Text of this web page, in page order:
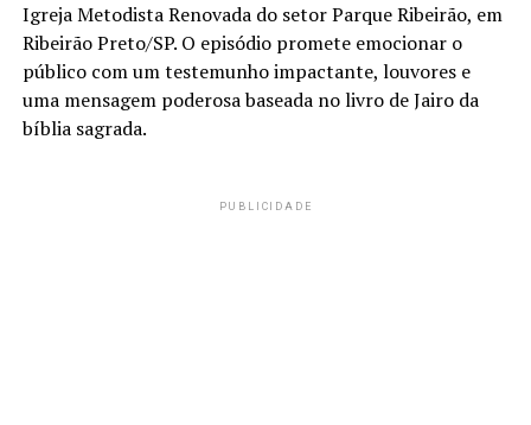
Igreja Metodista Renovada do setor Parque Ribeirão, em
Ribeirão Preto/SP. O episódio promete emocionar o
público com um testemunho impactante, louvores e
uma mensagem poderosa baseada no livro de Jairo da
bíblia sagrada.
PUBLICIDADE